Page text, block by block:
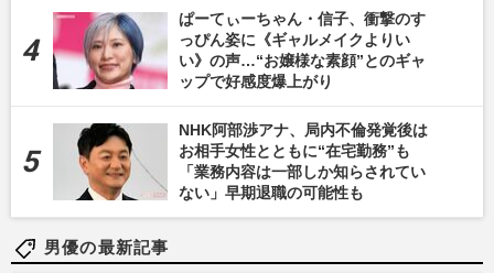
ぱーてぃーちゃん・信子、衝撃のす
っぴん姿に《ギャルメイクよりい
い》の声…“お嬢様な素顔”とのギャ
ップで好感度爆上がり
NHK阿部渉アナ、局内不倫発覚後は
お相手女性とともに“在宅勤務”も
「業務内容は一部しか知らされてい
ない」早期退職の可能性も
男優の最新記事